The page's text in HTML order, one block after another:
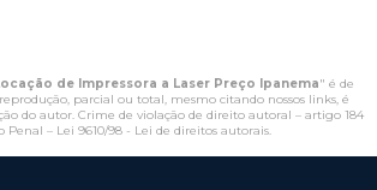
de Impressora a Laser Preço Ipanema" é de
parcial ou total, mesmo citando nossos links, é
do autor. Crime de violação de direito autoral – artigo 184
Penal – Lei 9610/98 - Lei de direitos autorais.